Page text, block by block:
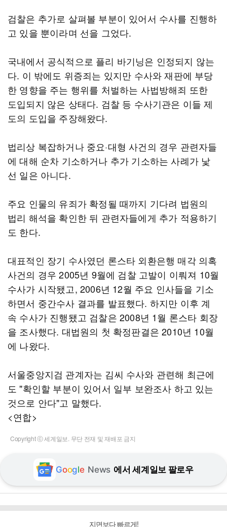
검찰은 추가로 살펴볼 부분이 있어서 수사를 진행하
고 있을 뿐이라며 선을 그었다.
국내에서 공식적으로 플리 바기닝은 인정되지 않는
다. 이 밖에도 위증죄는 있지만 수사와 재판에 부당
한 영향을 주는 행위를 처벌하는 사법방해죄 또한
도입되지 않은 상태다. 검찰 등 수사기관은 이들 제
도의 도입을 주장해왔다.
법리상 복잡하거나 중요·대형 사건의 경우 관련자들
에 대해 순차 기소하거나 추가 기소하는 사례가 낯
선 일은 아니다.
주요 인물의 유죄가 확정될 때까지 기다려 법원의
법리 해석을 확인한 뒤 관련자들에게 추가 적용하기
도 한다.
대표적인 장기 수사였던 론스타 외환은행 매각 의혹
사건의 경우 2005년 9월에 검찰 고발이 이뤄져 10월
수사가 시작됐고, 2006년 12월 주요 인사들을 기소
하면서 중간수사 결과를 발표했다. 하지만 이후 계
속 수사가 진행됐고 검찰은 2008년 1월 론스타 회장
을 조사했다. 대법원의 첫 확정판결은 2010년 10월
에 나왔다.
서울중앙지검 관계자는 김씨 수사와 관련해 최근에
도 "확인할 부분이 있어서 일부 보완조사 하고 있는
것으로 안다"고 말했다.
<연합>
Copyright ⓒ 세계일보. 무단 전재 및 재배포 금지
Google News 에서 세계일보 팔로우
지면보다 빠르게!